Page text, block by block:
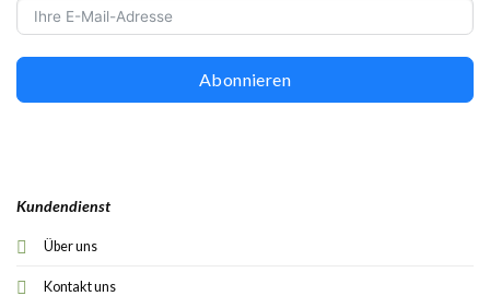
Kundendienst
Über uns
Kontakt uns
Abonnieren